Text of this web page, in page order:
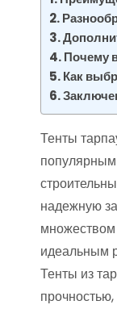
Почему
Как
Тенты
надежную
идеальным
Тенты из